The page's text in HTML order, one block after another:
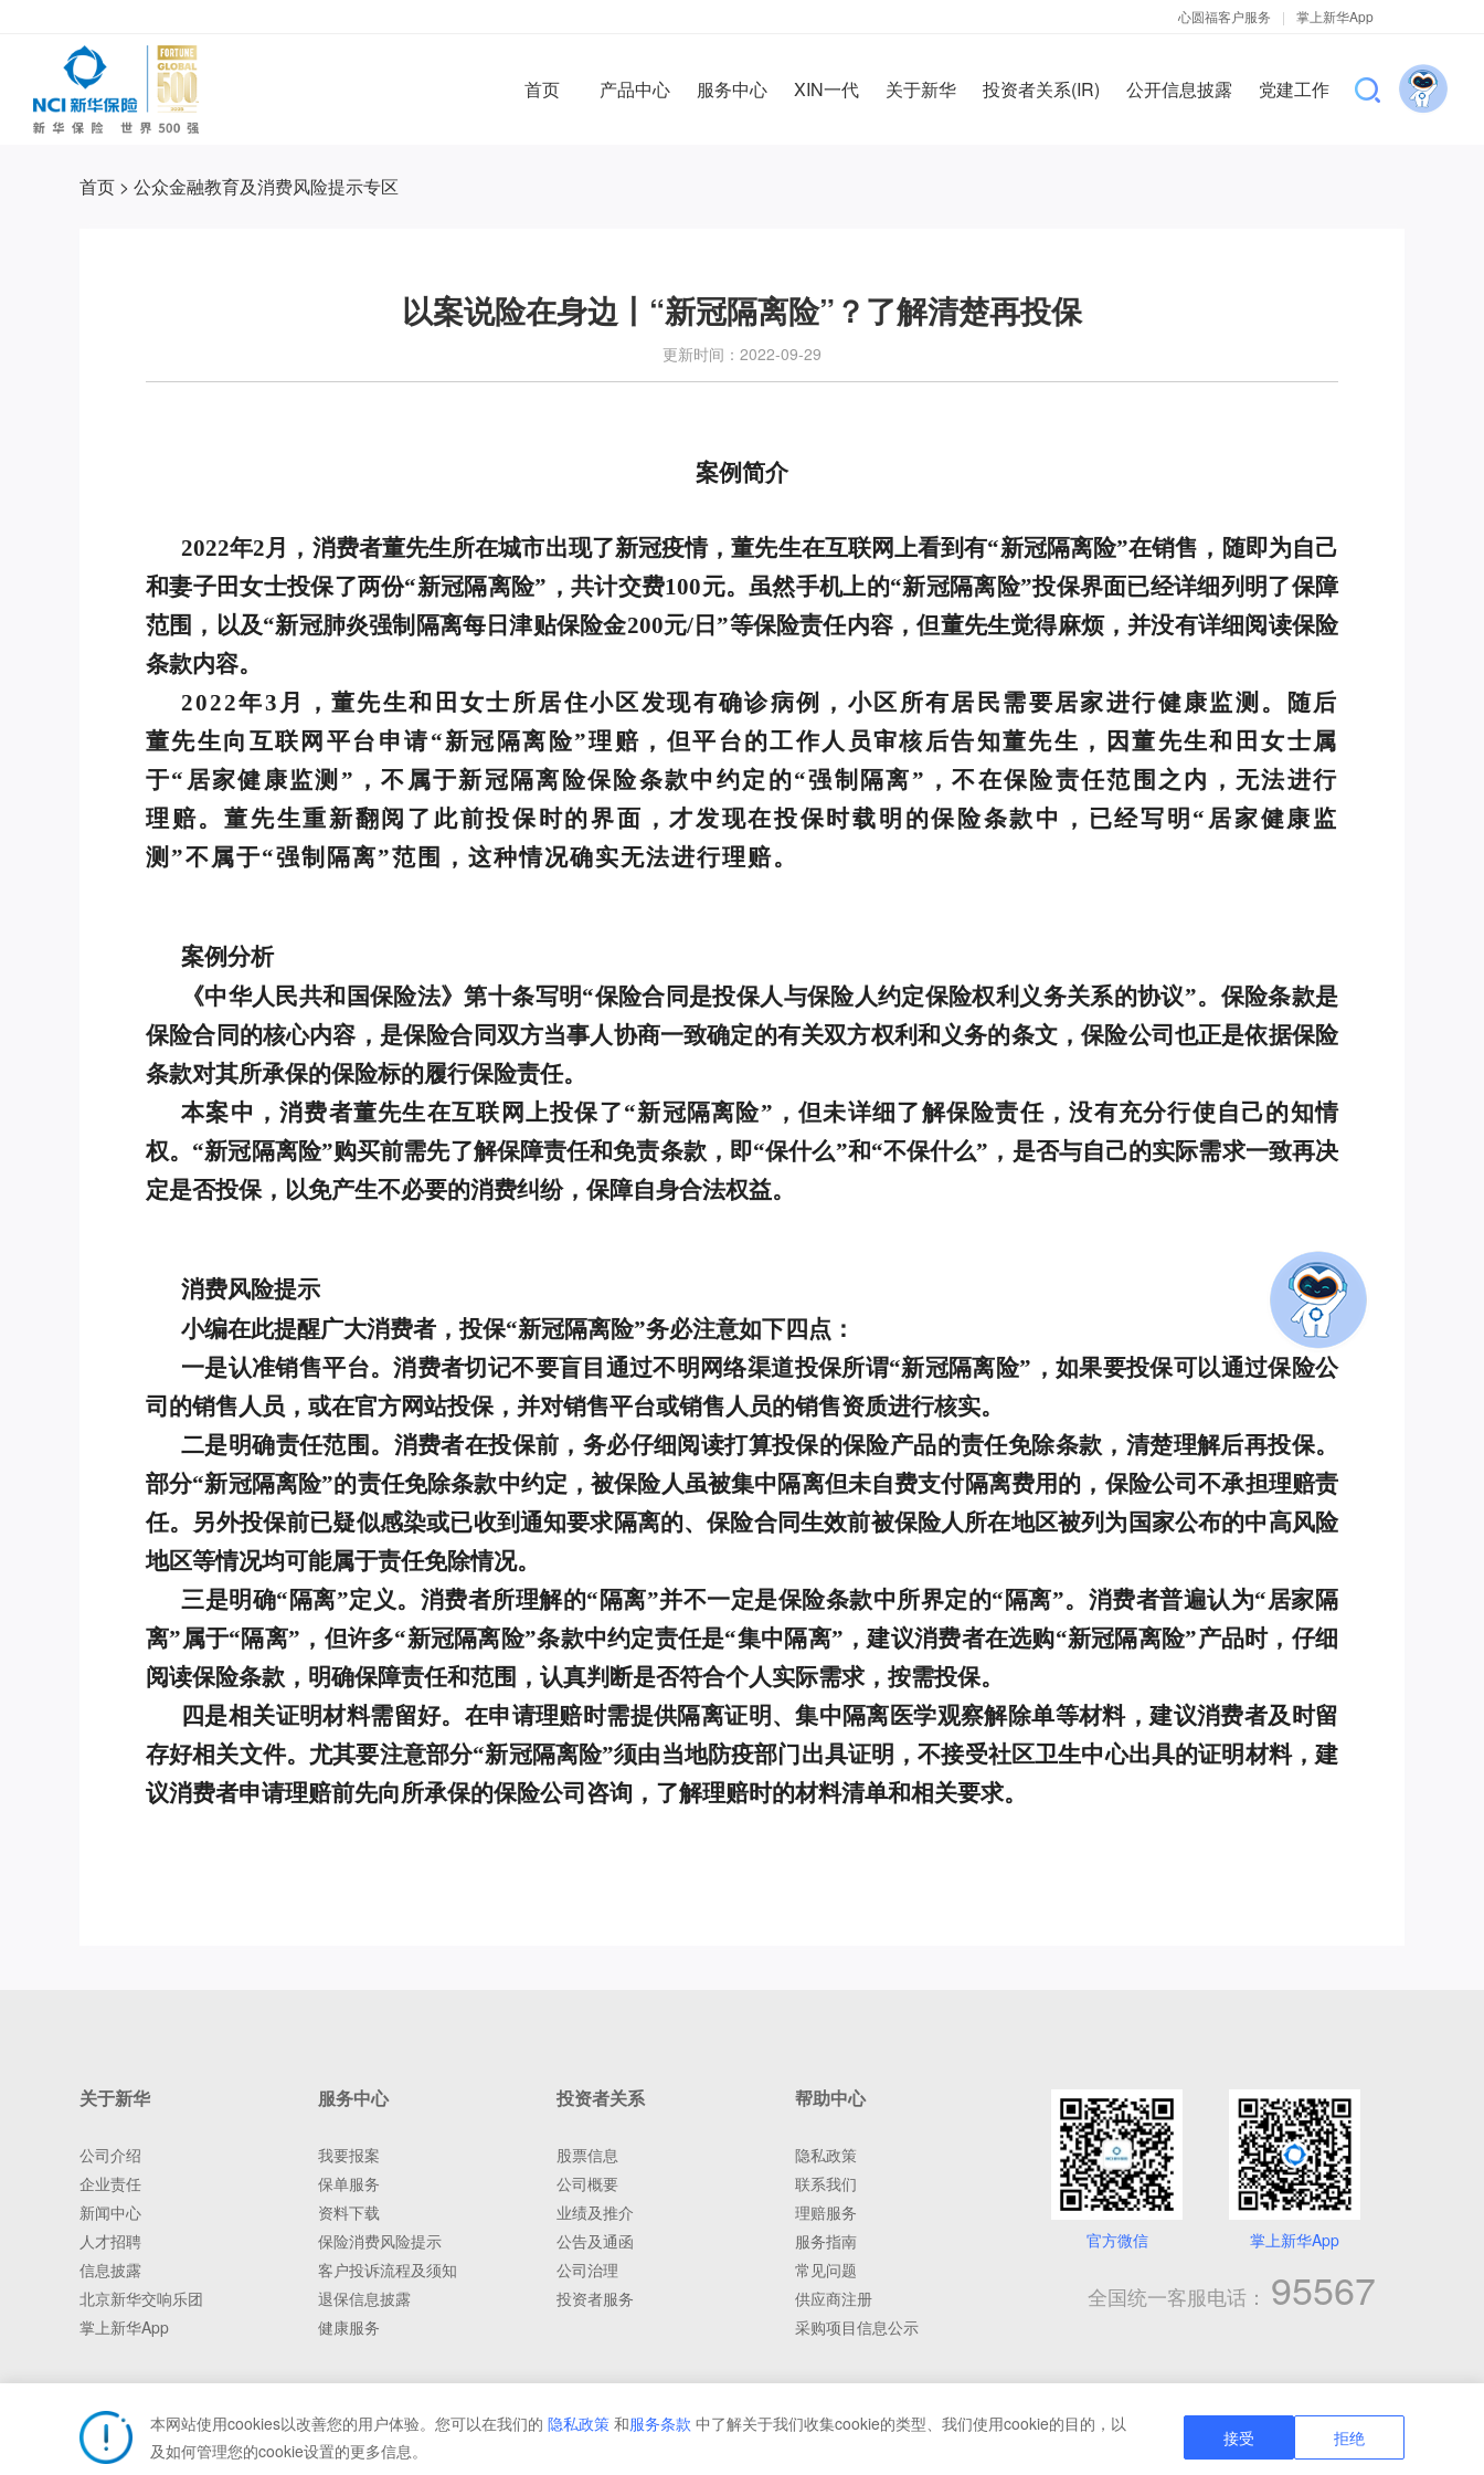
心圆福客户服务 | 掌上新华App
首页 产品中心 服务中心 XIN一代 关于新华 投资者关系(IR) 公开信息披露 党建工作
本网站使用cookies以改善您的用户体验。您可以在我们的 隐私政策 和服务条款 中了解关于我们收集cookie的类型、我们使用cookie的目的，以
及如何管理您的cookie设置的更多信息。
接受 拒绝
首页 > 公众金融教育及消费风险提示专区
以案说险在身边丨“新冠隔离险”？了解清楚再投保
更新时间：2022-09-29
案例简介
2022年2月，消费者董先生所在城市出现了新冠疫情，董先生在互联网上看到有“新冠隔离险”在销售，随即为自己
和妻子田女士投保了两份“新冠隔离险”，共计交费100元。虽然手机上的“新冠隔离险”投保界面已经详细列明了保障
范围，以及“新冠肺炎强制隔离每日津贴保险金200元/日”等保险责任内容，但董先生觉得麻烦，并没有详细阅读保险
条款内容。
2022年3月，董先生和田女士所居住小区发现有确诊病例，小区所有居民需要居家进行健康监测。随后
董先生向互联网平台申请“新冠隔离险”理赔，但平台的工作人员审核后告知董先生，因董先生和田女士属
于“居家健康监测”，不属于新冠隔离险保险条款中约定的“强制隔离”，不在保险责任范围之内，无法进行
理赔。董先生重新翻阅了此前投保时的界面，才发现在投保时载明的保险条款中，已经写明“居家健康监
测”不属于“强制隔离”范围，这种情况确实无法进行理赔。
案例分析
《中华人民共和国保险法》第十条写明“保险合同是投保人与保险人约定保险权利义务关系的协议”。保险条款是
保险合同的核心内容，是保险合同双方当事人协商一致确定的有关双方权利和义务的条文，保险公司也正是依据保险
条款对其所承保的保险标的履行保险责任。
本案中，消费者董先生在互联网上投保了“新冠隔离险”，但未详细了解保险责任，没有充分行使自己的知情
权。“新冠隔离险”购买前需先了解保障责任和免责条款，即“保什么”和“不保什么”，是否与自己的实际需求一致再决
定是否投保，以免产生不必要的消费纠纷，保障自身合法权益。
消费风险提示
小编在此提醒广大消费者，投保“新冠隔离险”务必注意如下四点：
一是认准销售平台。消费者切记不要盲目通过不明网络渠道投保所谓“新冠隔离险”，如果要投保可以通过保险公
司的销售人员，或在官方网站投保，并对销售平台或销售人员的销售资质进行核实。
二是明确责任范围。消费者在投保前，务必仔细阅读打算投保的保险产品的责任免除条款，清楚理解后再投保。
部分“新冠隔离险”的责任免除条款中约定，被保险人虽被集中隔离但未自费支付隔离费用的，保险公司不承担理赔责
任。另外投保前已疑似感染或已收到通知要求隔离的、保险合同生效前被保险人所在地区被列为国家公布的中高风险
地区等情况均可能属于责任免除情况。
三是明确“隔离”定义。消费者所理解的“隔离”并不一定是保险条款中所界定的“隔离”。消费者普遍认为“居家隔
离”属于“隔离”，但许多“新冠隔离险”条款中约定责任是“集中隔离”，建议消费者在选购“新冠隔离险”产品时，仔细
阅读保险条款，明确保障责任和范围，认真判断是否符合个人实际需求，按需投保。
四是相关证明材料需留好。在申请理赔时需提供隔离证明、集中隔离医学观察解除单等材料，建议消费者及时留
存好相关文件。尤其要注意部分“新冠隔离险”须由当地防疫部门出具证明，不接受社区卫生中心出具的证明材料，建
议消费者申请理赔前先向所承保的保险公司咨询，了解理赔时的材料清单和相关要求。
官方微信 掌上新华App
全国统一客服电话： 95567
关于新华
公司介绍
企业责任
新闻中心
人才招聘
信息披露
北京新华交响乐团
掌上新华App
服务中心
我要报案
保单服务
资料下载
保险消费风险提示
客户投诉流程及须知
退保信息披露
健康服务
投资者关系
股票信息
公司概要
业绩及推介
公告及通函
公司治理
投资者服务
帮助中心
隐私政策
联系我们
理赔服务
服务指南
常见问题
供应商注册
采购项目信息公示
新华人寿保险股份有限公司 版权所有京ICP备05003120号-1
京公网安备 11022902000320号